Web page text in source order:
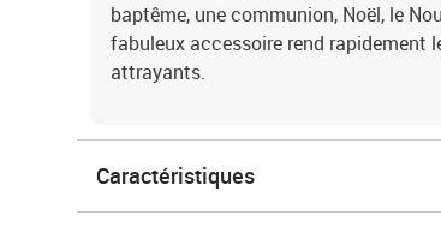
baptême, une communion, Noël, le
fabuleux accessoire rend rapidement
attrayants.
Caractéristiques